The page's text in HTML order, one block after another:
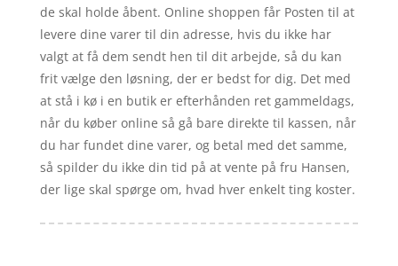
de skal holde åbent. Online shoppen får Posten til at
levere dine varer til din adresse, hvis du ikke har
valgt at få dem sendt hen til dit arbejde, så du kan
frit vælge den løsning, der er bedst for dig. Det med
at stå i kø i en butik er efterhånden ret gammeldags,
når du køber online så gå bare direkte til kassen, når
du har fundet dine varer, og betal med det samme,
så spilder du ikke din tid på at vente på fru Hansen,
der lige skal spørge om, hvad hver enkelt ting koster.